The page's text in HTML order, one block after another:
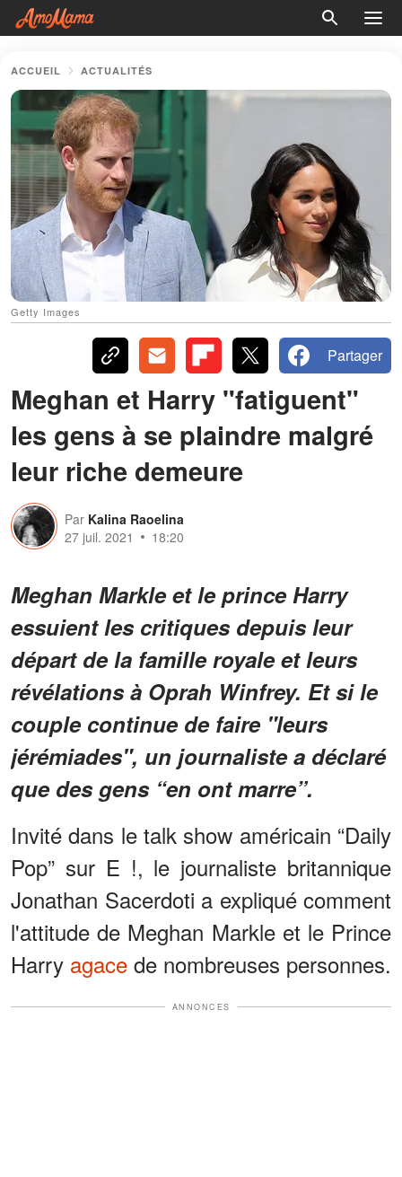
ACCUEIL ACTUALITÉS
Getty Images
Partager
Meghan et Harry "fatiguent"
les gens à se plaindre malgré
leur riche demeure
Par Kalina Raoelina
27 juil. 2021
18:20
Meghan Markle et le prince Harry
essuient les critiques depuis leur
départ de la famille royale et leurs
révélations à Oprah Winfrey. Et si le
couple continue de faire "leurs
jérémiades", un journaliste a déclaré
que des gens “en ont marre”.
Invité dans le talk show américain “Daily
Pop” sur E !, le journaliste britannique
Jonathan Sacerdoti a expliqué comment
l'attitude de Meghan Markle et le Prince
Harry agace de nombreuses personnes.
ANNONCES